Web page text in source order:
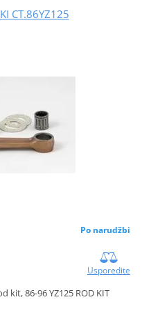
CT.86YZ125
Po narudžbi
Usporedite
kit, 86-96 YZ125 ROD KIT